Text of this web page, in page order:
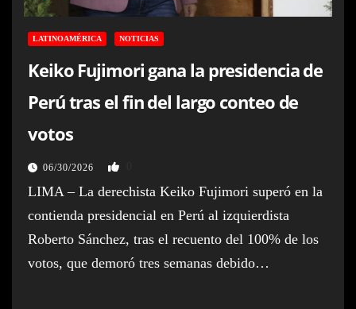
LATINOAMÉRICA NOTICIAS
Keiko Fujimori gana la presidencia de
Perú tras el fin del largo conteo de
votos
06/30/2026
LIMA – La derechista Keiko Fujimori superó en la
contienda presidencial en Perú al izquierdista
Roberto Sánchez, tras el recuento del 100% de los
votos, que demoró tres semanas debido…